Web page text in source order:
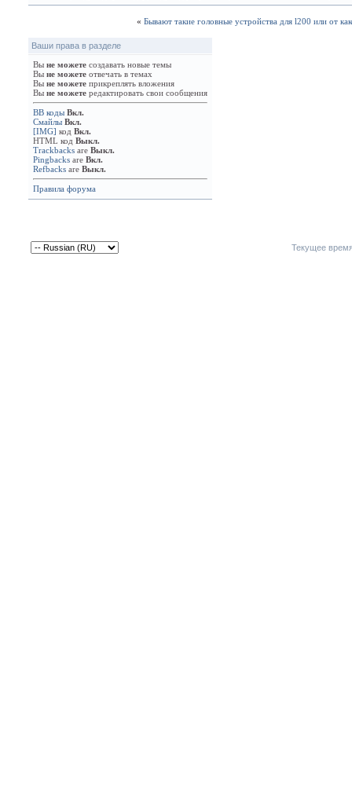
« Бывают такие головные устройства для l200 или от
Ваши права в разделе
Вы не можете создавать новые темы
Вы не можете отвечать в темах
Вы не можете прикреплять вложения
Вы не можете редактировать свои сообщения
BB коды Вкл.
Смайлы Вкл.
[IMG] код Вкл.
HTML код Выкл.
Trackbacks are Выкл.
Pingbacks are Вкл.
Refbacks are Выкл.
Правила форума
Текущее